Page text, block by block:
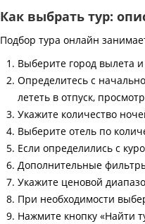
Как выбрать тур:
Подбор тура онлайн
Выберите город вылета
Определитесь с
лететь в отпуск,
Укажите количество
Выберите отель по
Если определились с
Дополнительные
Укажите ценовой
При необходимости
Нажмите кнопку «Найти